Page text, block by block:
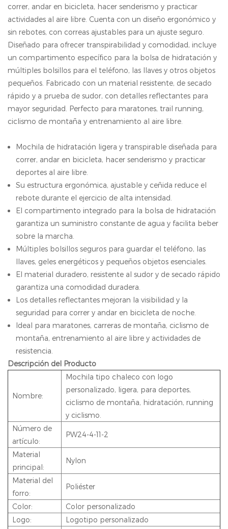
correr, andar en bicicleta, hacer senderismo y practicar
actividades al aire libre. Cuenta con un diseño ergonómico y
sin rebotes, con correas ajustables para un ajuste seguro.
Diseñado para ofrecer transpirabilidad y comodidad, incluye
un compartimento específico para la bolsa de hidratación y
múltiples bolsillos para el teléfono, las llaves y otros objetos
pequeños. Fabricado con un material resistente, de secado
rápido y a prueba de sudor, con detalles reflectantes para
mayor seguridad. Perfecto para maratones, trail running,
ciclismo de montaña y entrenamiento al aire libre.
Mochila de hidratación ligera y transpirable diseñada para
correr, andar en bicicleta, hacer senderismo y practicar
deportes al aire libre.
Su estructura ergonómica, ajustable y ceñida reduce el
rebote durante el ejercicio de alta intensidad.
El compartimento integrado para la bolsa de hidratación
garantiza un suministro constante de agua y facilita beber
sobre la marcha.
Múltiples bolsillos seguros para guardar el teléfono, las
llaves, geles energéticos y pequeños objetos esenciales.
El material duradero, resistente al sudor y de secado rápido
garantiza una comodidad duradera.
Los detalles reflectantes mejoran la visibilidad y la
seguridad para correr y andar en bicicleta de noche.
Ideal para maratones, carreras de montaña, ciclismo de
montaña, entrenamiento al aire libre y actividades de
resistencia.
Descripción del Producto
Nombre:
Mochila tipo chaleco con logo
personalizado, ligera, para deportes,
ciclismo de montaña, hidratación, running
y ciclismo.
Número de
artículo:
PW24-4-11-2
Material
principal:
Nylon
Material del
forro:
Poliéster
Color:
Color personalizado
Logo:
Logotipo personalizado